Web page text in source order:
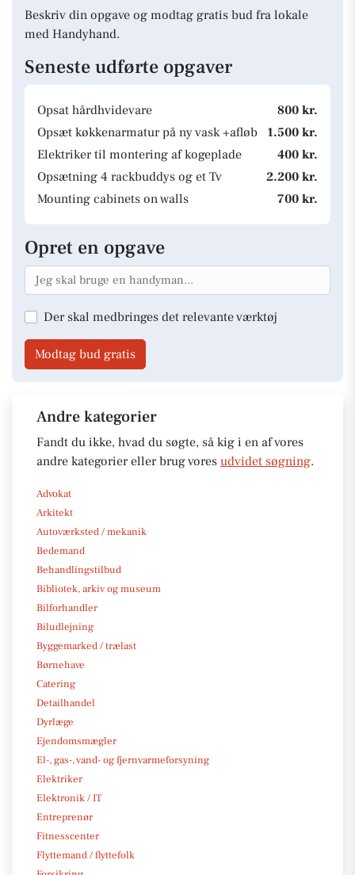
Beskriv din opgave og modtag gratis bud fra lokale
med Handyhand.
Seneste udførte opgaver
Opsat hårdhvidevare
800 kr.
Opsæt køkkenarmatur på ny vask +afløb
1.500 kr.
Elektriker til montering af kogeplade
400 kr.
Opsætning 4 rackbuddys og et Tv
2.200 kr.
Mounting cabinets on walls
700 kr.
Opret en opgave
Der skal medbringes det relevante værktøj
Modtag bud gratis
Andre kategorier
Fandt du ikke, hvad du søgte, så kig i en af vores
andre kategorier eller brug vores udvidet søgning.
Advokat
Arkitekt
Autoværksted / mekanik
Bedemand
Behandlingstilbud
Bibliotek, arkiv og museum
Bilforhandler
Biludlejning
Byggemarked / trælast
Børnehave
Catering
Detailhandel
Dyrlæge
Ejendomsmægler
El-, gas-, vand- og fjernvarmeforsyning
Elektriker
Elektronik / IT
Entreprenør
Fitnesscenter
Flyttemand / flyttefolk